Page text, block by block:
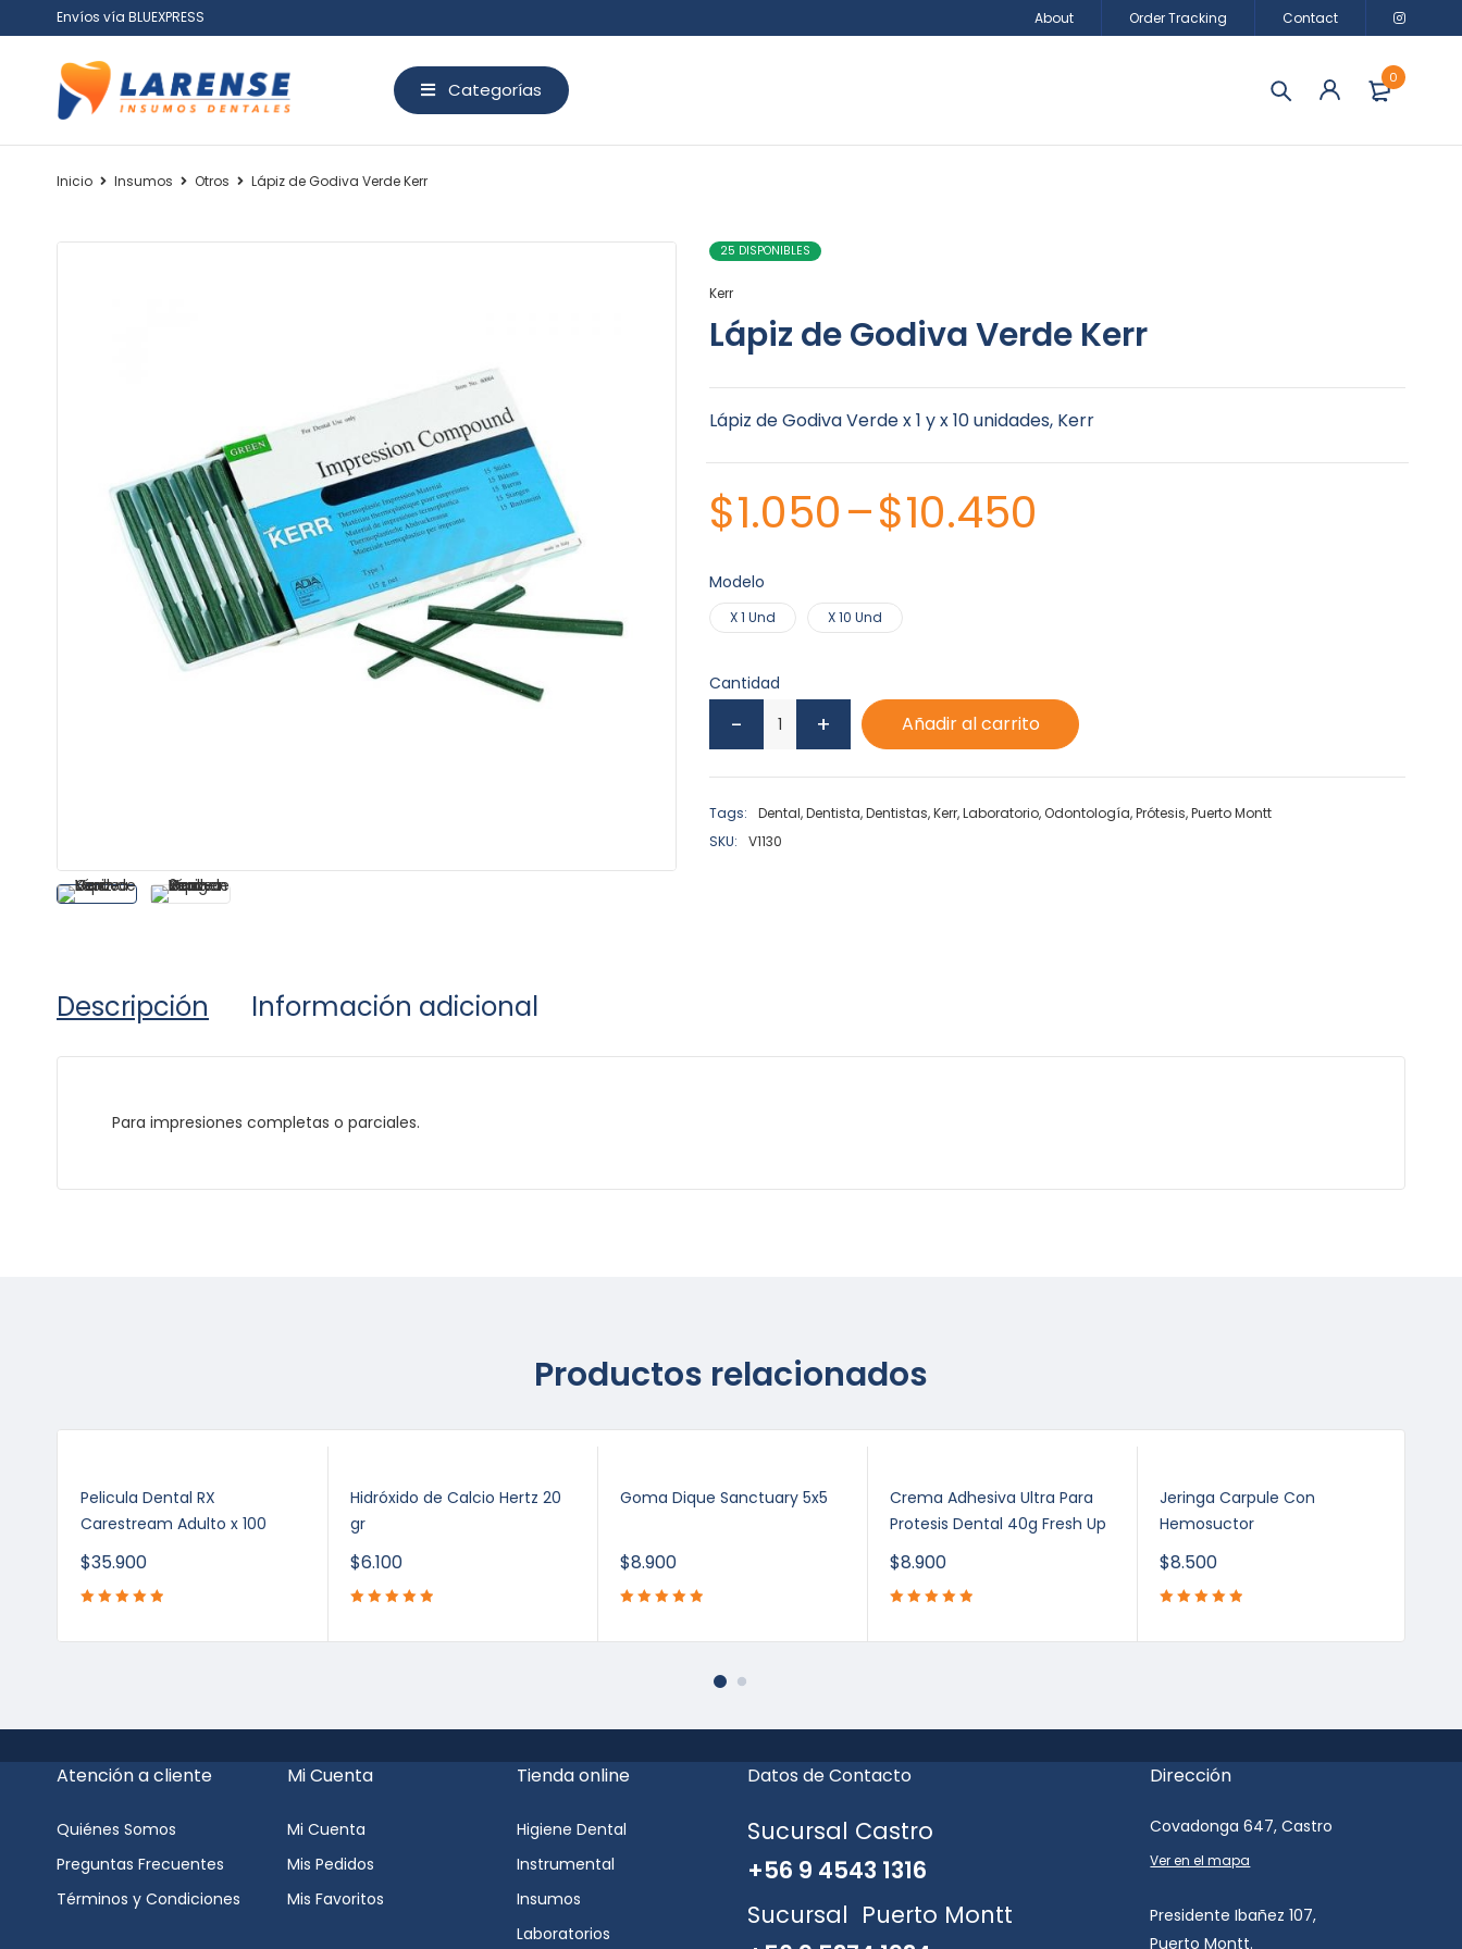
Envíos vía BLUEXPRESS About Order Tracking Contact
0
Categorías
Inicio Insumos Otros Lápiz de Godiva Verde Kerr
25 DISPONIBLES
Kerr
Lápiz de Godiva Verde Kerr
Lápiz de Godiva Verde x 1 y x 10 unidades, Kerr
$1.050–$10.450
Modelo
X 1 Und X 10 Und
Cantidad
Añadir al carrito
Tags: Dental,Dentista,Dentistas,Kerr,Laboratorio,Odontología,Prótesis,Puerto Montt
SKU:
V1130
Descripción Información adicional
Para impresiones completas o parciales.
Productos relacionados
Pelicula Dental RX
Carestream Adulto x 100
$35.900
Hidróxido de Calcio Hertz 20
gr
$6.100
Goma Dique Sanctuary 5x5
$8.900
Crema Adhesiva Ultra Para
Protesis Dental 40g Fresh Up
$8.900
Jeringa Carpule Con
Hemosuctor
$8.500
Atención a cliente
Quiénes Somos
Preguntas Frecuentes
Términos y Condiciones
Mi Cuenta
Mi Cuenta
Mis Pedidos
Mis Favoritos
Tienda online
Higiene Dental
Instrumental
Insumos
Laboratorios
Datos de Contacto
Sucursal Castro
+56 9 4543 1316
Sucursal Puerto Montt
Dirección
Covadonga 647, Castro
Ver en el mapa
Presidente Ibañez 107,
Puerto Montt.